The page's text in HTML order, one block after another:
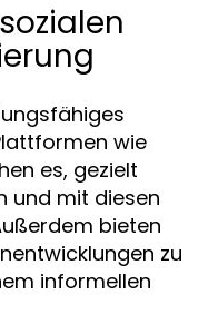
wie
es, gezielt
und mit diesen
bieten
zu
informellen